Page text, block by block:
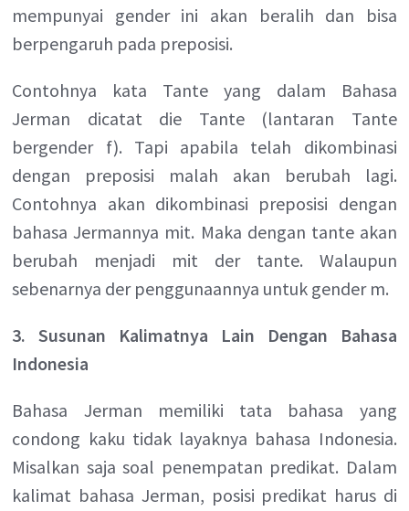
mempunyai gender ini akan beralih dan bisa
berpengaruh pada preposisi.
Contohnya kata Tante yang dalam Bahasa
Jerman dicatat die Tante (lantaran Tante
bergender f). Tapi apabila telah dikombinasi
dengan preposisi malah akan berubah lagi.
Contohnya akan dikombinasi preposisi dengan
bahasa Jermannya mit. Maka dengan tante akan
berubah menjadi mit der tante. Walaupun
sebenarnya der penggunaannya untuk gender m.
3. Susunan Kalimatnya Lain Dengan Bahasa
Indonesia
Bahasa Jerman memiliki tata bahasa yang
condong kaku tidak layaknya bahasa Indonesia.
Misalkan saja soal penempatan predikat. Dalam
kalimat bahasa Jerman, posisi predikat harus di